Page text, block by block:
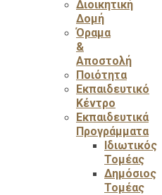
Διοικητική
Δομή
Όραμα
&
Αποστολή
Ποιότητα
Εκπαιδευτικό
Κέντρο
Εκπαιδευτικά
Προγράμματα
Ιδιωτικός
Τομέας
Δημόσιος
Τομέας